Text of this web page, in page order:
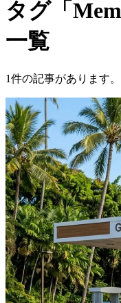
タグ「
一覧
1件の記事があります。